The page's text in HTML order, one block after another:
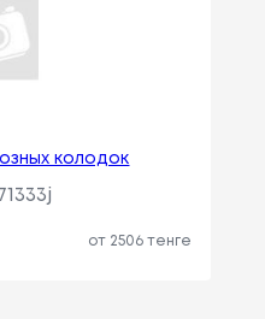
колодок
от 2506 тенге